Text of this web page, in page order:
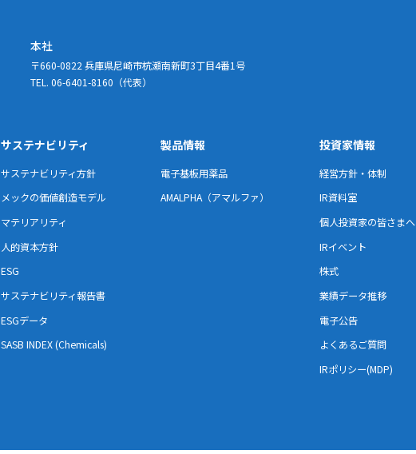
本社
〒660-0822 兵庫県尼崎市杭瀬南新町3丁目4番1号
TEL. 06-6401-8160（代表）
サステナビリティ
サステナビリティ方針
メックの価値創造モデル
マテリアリティ
人的資本方針
ESG
サステナビリティ報告書
ESGデータ
SASB INDEX (Chemicals)
製品情報
電子基板用薬品
AMALPHA（アマルファ）
投資家情報
経営方針・体制
IR資料室
個人投資家の皆さまへ
IRイベント
株式
業績データ推移
電子公告
よくあるご質問
IRポリシー(MDP)